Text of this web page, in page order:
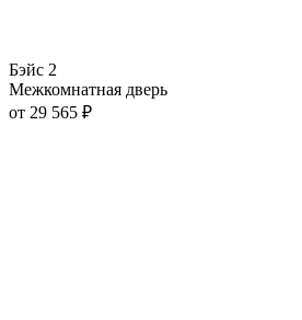
Бэйс 2
Межкомнатная дверь
от 29 565 ₽